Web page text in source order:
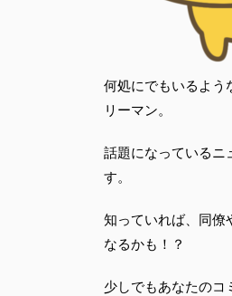
何処にでもいるよう
リーマン。
話題になっているニ
す。
知っていれば、同僚
なるかも！？
少しでもあなたのコ